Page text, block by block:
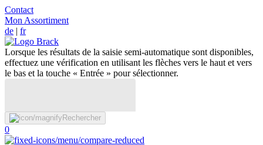
Contact
Mon Assortiment
de | fr
Lorsque les résultats de la saisie semi-automatique sont disponibles,
effectuez une vérification en utilisant les flèches vers le haut et vers
le bas et la touche « Entrée » pour sélectionner.
Rechercher
0